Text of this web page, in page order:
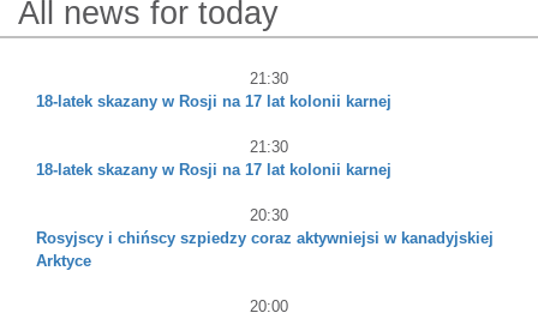
All news for today
21:30
18-latek skazany w Rosji na 17 lat kolonii karnej
21:30
18-latek skazany w Rosji na 17 lat kolonii karnej
20:30
Rosyjscy i chińscy szpiedzy coraz aktywniejsi w kanadyjskiej
Arktyce
20:00